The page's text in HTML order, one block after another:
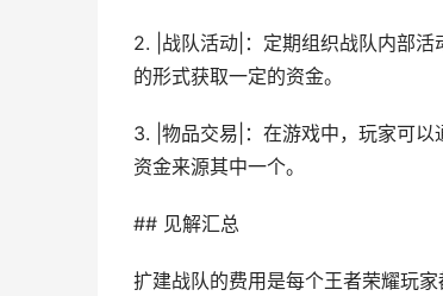
2. |战队活动|：定期组织战队内部
的形式获取一定的资金。
3. |物品交易|：在游戏中，玩家可
资金来源其中一个。
## 见解汇总
扩建战队的费用是每个王者荣耀玩